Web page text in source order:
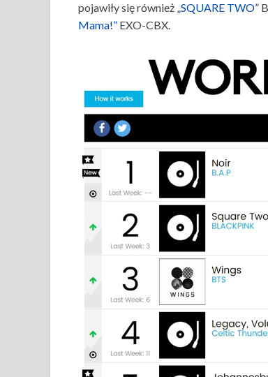
pojawiły się również „SQUARE TWO”
Mama!” EXO-CBX.